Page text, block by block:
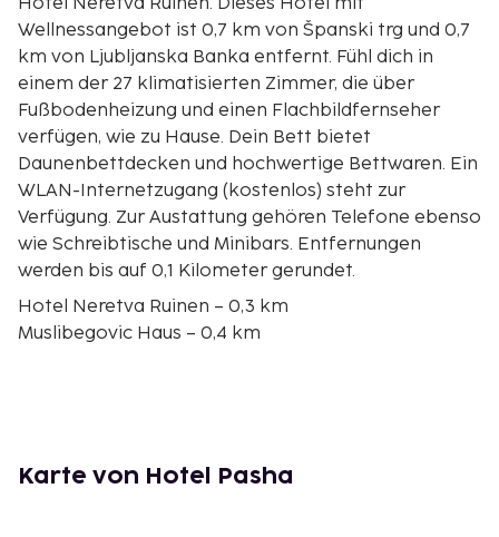
Wellnessangebot ist 0,7 km von Španski trg und 0,7
km von Ljubljanska Banka entfernt. Fühl dich in
einem der 27 klimatisierten Zimmer, die über
Fußbodenheizung und einen Flachbildfernseher
verfügen, wie zu Hause. Dein Bett bietet
Daunenbettdecken und hochwertige Bettwaren. Ein
WLAN-Internetzugang (kostenlos) steht zur
Verfügung. Zur Austattung gehören Telefone ebenso
wie Schreibtische und Minibars. Entfernungen
werden bis auf 0,1 Kilometer gerundet.
Hotel Neretva Ruinen – 0,3 km
Muslibegovic Haus – 0,4 km
Ljubljanska Banka – 0,7 km
Karte von Hotel Pasha